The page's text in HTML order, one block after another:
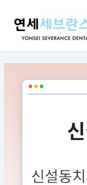
건
너
색